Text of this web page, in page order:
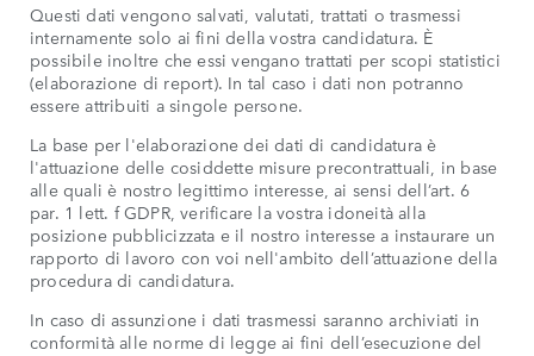
Questi dati vengono salvati, valutati, trattati o trasmessi
internamente solo ai fini della vostra candidatura. È
possibile inoltre che essi vengano trattati per scopi statistici
(elaborazione di report). In tal caso i dati non potranno
essere attribuiti a singole persone.
La base per l'elaborazione dei dati di candidatura è
l'attuazione delle cosiddette misure precontrattuali, in base
alle quali è nostro legittimo interesse, ai sensi dell’art. 6
par. 1 lett. f GDPR, verificare la vostra idoneità alla
posizione pubblicizzata e il nostro interesse a instaurare un
rapporto di lavoro con voi nell'ambito dell’attuazione della
procedura di candidatura.
In caso di assunzione i dati trasmessi saranno archiviati in
conformità alle norme di legge ai fini dell’esecuzione del